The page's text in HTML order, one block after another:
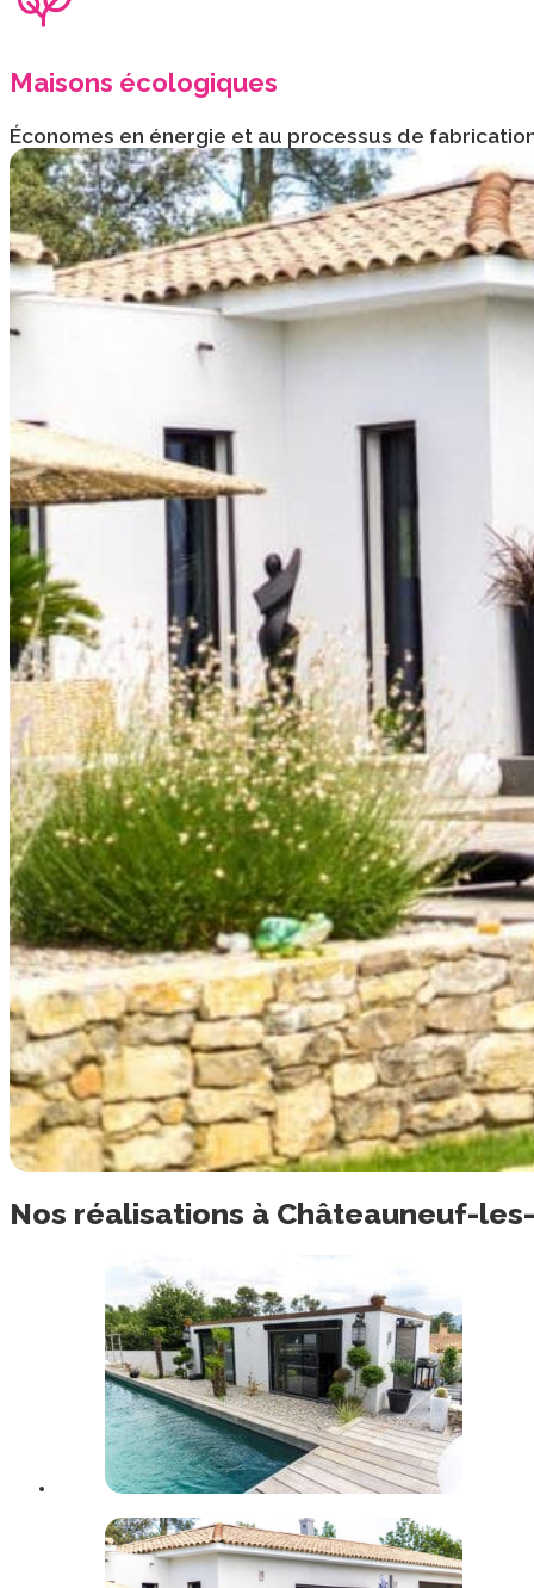
Maisons écologiques
Économes en énergie et au processus de
Nos réalisations à Châteauneuf-